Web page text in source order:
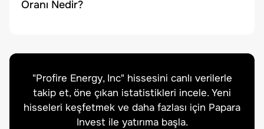
Oranı Nedir?
"Profire Energy, Inc" hissesini canlı verilerle
takip et, öne çıkan istatistikleri incele. Yeni
hisseleri keşfetmek ve daha fazlası için Papara
Invest ile yatırıma başla.